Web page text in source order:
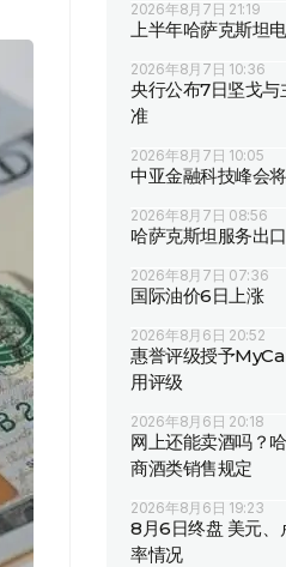
2026年8月7日 21:19
上半年哈萨克斯坦
2026年8月7日 10:36
央行公布7日坚戈
准
2026年8月7日 10:05
中亚金融科技峰会
2026年8月7日 08:56
哈萨克斯坦服务出
2026年8月7日 07:36
国际油价6日上涨
2026年8月6日 20:52
惠誉评级授予
用评级
2026年8月6日 20:18
网上还能卖酒吗？
商酒类销售规定
2026年8月6日 19:23
8月6日终盘 美元、
率情况